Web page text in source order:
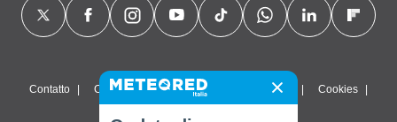
Contatto Chi siamo FAQ Termini di utilizzo Cookies